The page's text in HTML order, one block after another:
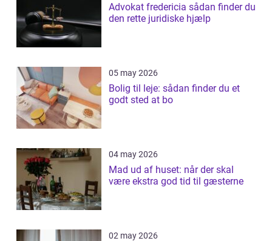
Advokat fredericia sådan finder du
den rette juridiske hjælp
05 may 2026
Bolig til leje: sådan finder du et
godt sted at bo
04 may 2026
Mad ud af huset: når der skal
være ekstra god tid til gæsterne
02 may 2026